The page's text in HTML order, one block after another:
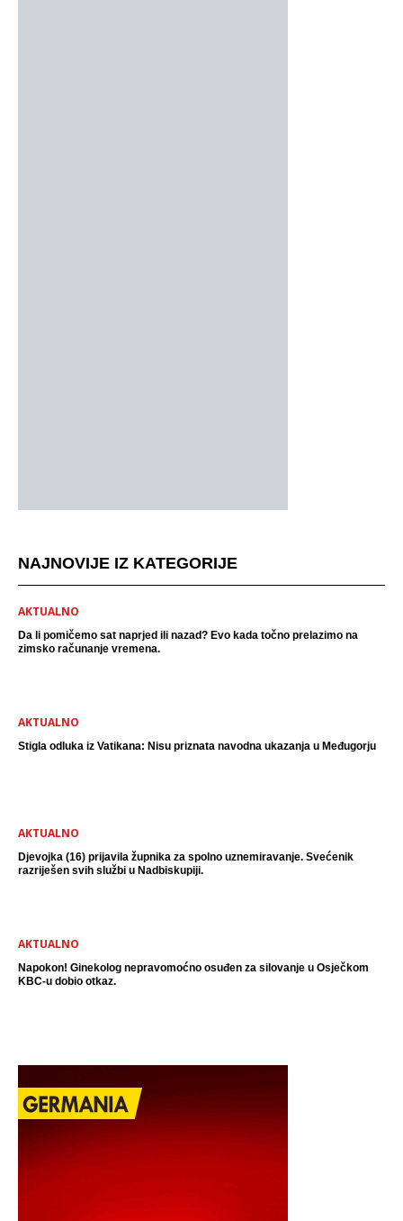
NAJNOVIJE IZ KATEGORIJE
AKTUALNO
Da li pomičemo sat naprjed ili nazad? Evo kada točno prelazimo na
zimsko računanje vremena.
AKTUALNO
Stigla odluka iz Vatikana: Nisu priznata navodna ukazanja u Međugorju
AKTUALNO
Djevojka (16) prijavila župnika za spolno uznemiravanje. Svećenik
razriješen svih službi u Nadbiskupiji.
AKTUALNO
Napokon! Ginekolog nepravomoćno osuđen za silovanje u Osječkom
KBC-u dobio otkaz.